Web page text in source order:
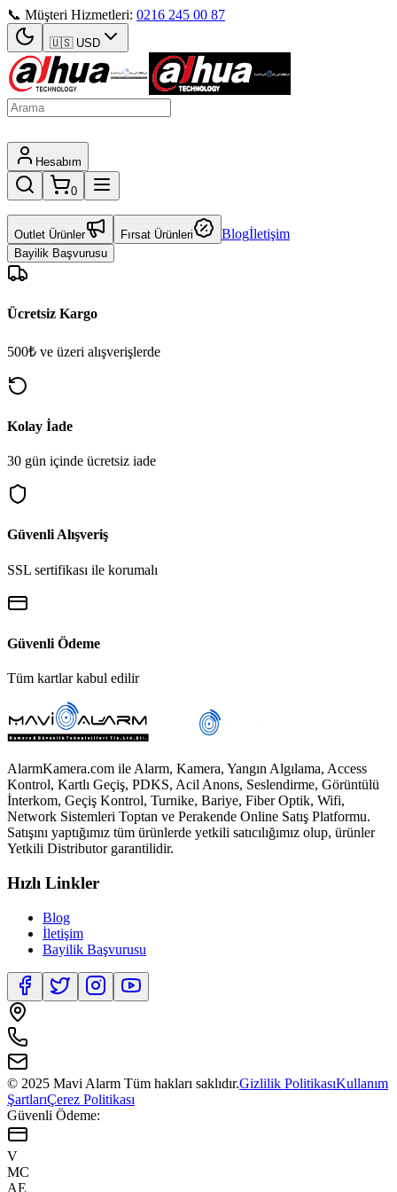
📞 Müşteri Hizmetleri: 0216 245 00 87
🇺🇸 USD
Hesabım
0
Outlet Ürünler Fırsat Ürünleri Blogİletişim
Bayilik Başvurusu
Ücretsiz Kargo
500₺ ve üzeri alışverişlerde
Kolay İade
30 gün içinde ücretsiz iade
Güvenli Alışveriş
SSL sertifikası ile korumalı
Güvenli Ödeme
Tüm kartlar kabul edilir
AlarmKamera.com ile Alarm, Kamera, Yangın Algılama, Access
Kontrol, Kartlı Geçiş, PDKS, Acil Anons, Seslendirme, Görüntülü
İnterkom, Geçiş Kontrol, Turnike, Bariye, Fiber Optik, Wifi,
Network Sistemleri Toptan ve Perakende Online Satış Platformu.
Satışını yaptığımız tüm ürünlerde yetkili satıcılığımız olup, ürünler
Yetkili Distributor garantilidir.
Hızlı Linkler
Blog
İletişim
Bayilik Başvurusu
© 2025 Mavi Alarm Tüm hakları saklıdır.Gizlilik PolitikasıKullanım
ŞartlarıÇerez Politikası
Güvenli Ödeme:
V
MC
AE